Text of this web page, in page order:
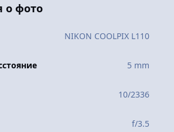
о фото
NIKON COOLPIX L110
5 mm
10/2336
f/3.5